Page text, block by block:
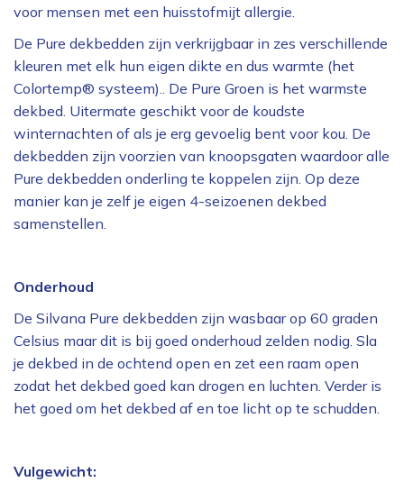
voor mensen met een huisstofmijt allergie.
De Pure dekbedden zijn verkrijgbaar in zes verschillende
kleuren met elk hun eigen dikte en dus warmte (het
Colortemp® systeem).. De Pure Groen is het warmste
dekbed. Uitermate geschikt voor de koudste
winternachten of als je erg gevoelig bent voor kou. De
dekbedden zijn voorzien van knoopsgaten waardoor alle
Pure dekbedden onderling te koppelen zijn. Op deze
manier kan je zelf je eigen 4-seizoenen dekbed
samenstellen.
Onderhoud
De Silvana Pure dekbedden zijn wasbaar op 60 graden
Celsius maar dit is bij goed onderhoud zelden nodig. Sla
je dekbed in de ochtend open en zet een raam open
zodat het dekbed goed kan drogen en luchten. Verder is
het goed om het dekbed af en toe licht op te schudden.
Vulgewicht: